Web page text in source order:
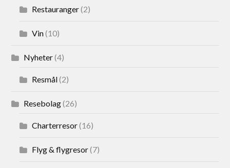
Restauranger(2)
Vin(10)
Nyheter(4)
Resmål(2)
Resebolag(26)
Charterresor(16)
Flyg & flygresor(7)